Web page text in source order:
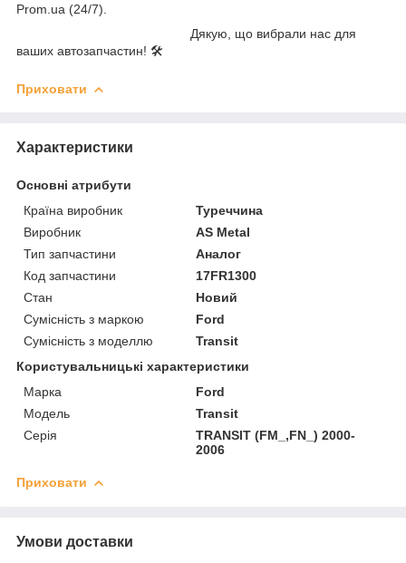
Prom.ua (24/7).
Дякую, що вибрали нас для
ваших автозапчастин! 🛠️
Приховати
Характеристики
Основні атрибути
Країна виробник
Туреччина
Виробник
AS Metal
Тип запчастини
Аналог
Код запчастини
17FR1300
Стан
Новий
Сумісність з маркою
Ford
Сумісність з моделлю
Transit
Користувальницькі характеристики
Марка
Ford
Модель
Transit
Серія
TRANSIT (FM_,FN_) 2000-
2006
Приховати
Умови доставки